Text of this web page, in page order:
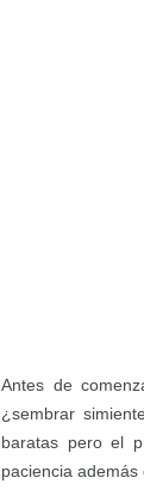
Antes de
¿sembrar
baratas pero el
paciencia además